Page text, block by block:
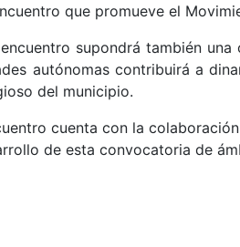
que promueve el
supondrá también
autónomas contribuirá a
del municipio.
cuenta con la
de esta convocatoria de